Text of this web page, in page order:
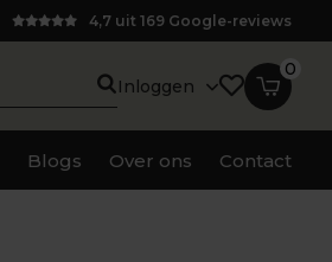
4,7 uit 169 Google-reviews
Inloggen
0
Blogs Over ons Contact